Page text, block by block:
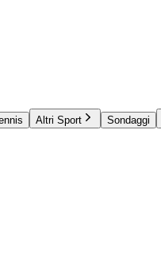
Altri Sport Sondaggi